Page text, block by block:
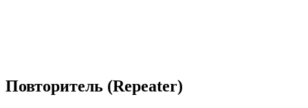
Повторитель (Repeater)